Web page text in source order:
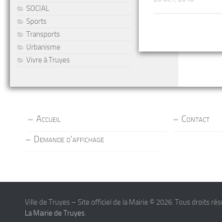
SOCIAL
Sports
Transports
Urbanisme
Vivre à Truyes
Accueil Contact
Demande d’affichage
Ville de Truyes – Site officiel de la Mairie © 2026. Tous droits
La Mairie de Truyes.